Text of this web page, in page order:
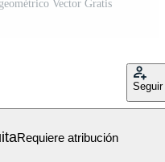
Vector Gratis
Seguir
Requiere atribución